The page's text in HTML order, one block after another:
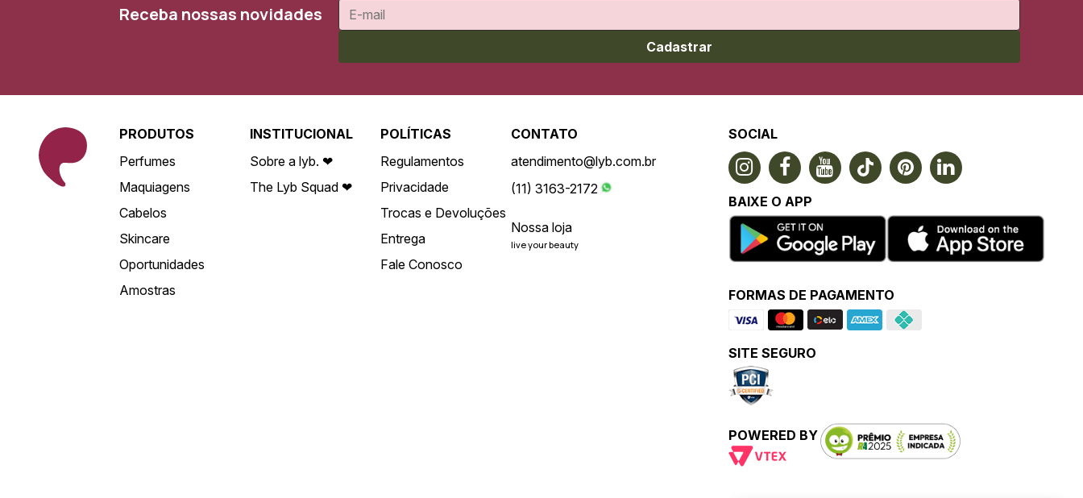
Receba nossas novidades
Cadastrar
PRODUTOS
Perfumes
Maquiagens
Cabelos
Skincare
Oportunidades
Amostras
INSTITUCIONAL
Sobre a lyb. ❤
The Lyb Squad ❤
POLÍTICAS
Regulamentos
Privacidade
Trocas e Devoluções
Entrega
Fale Conosco
CONTATO
atendimento@lyb.com.br
(11) 3163-2172
Nossa loja
live your beauty
SOCIAL
BAIXE O APP
FORMAS DE PAGAMENTO
SITE SEGURO
POWERED BY